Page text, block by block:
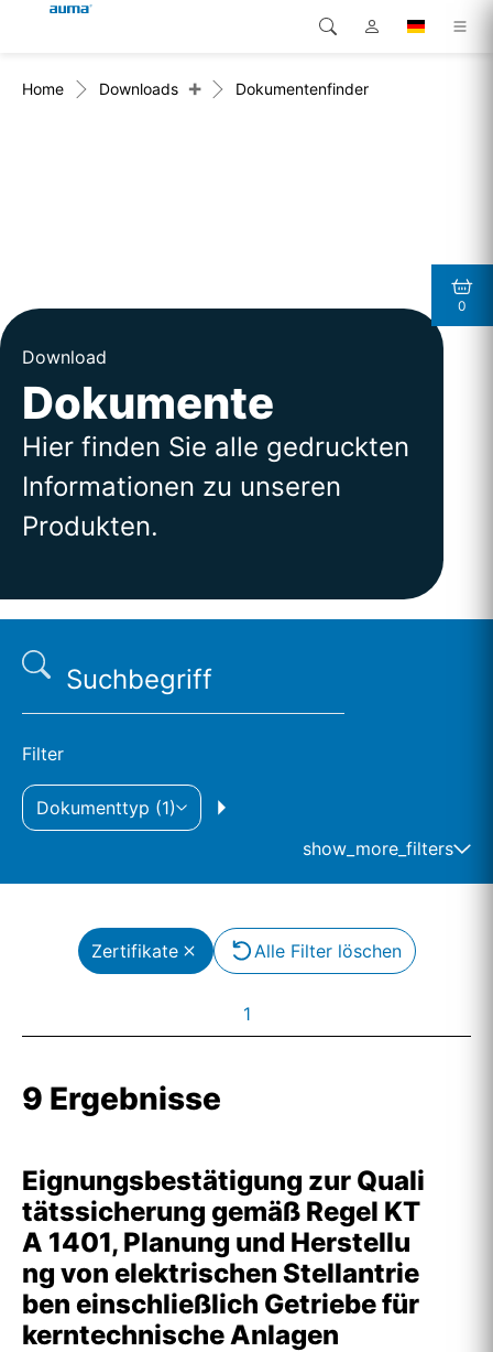
Produkte
Kontakt
Global
Suche
Home Downloads + Dokumentenfinder
Download
Dokumente
Hier finden Sie alle gedruckten
Informationen zu unseren
Produkten.
Filter
Dokumenttyp (1)
show_more_filters
Zertifikate Alle Filter löschen
1
9 Ergebnisse
Eignungsbestätigung zur Quali
tätssicherung gemäß Regel KT
A 1401, Planung und Herstellu
ng von elektrischen Stellantrie
ben einschließlich Getriebe für
kerntechnische Anlagen
0